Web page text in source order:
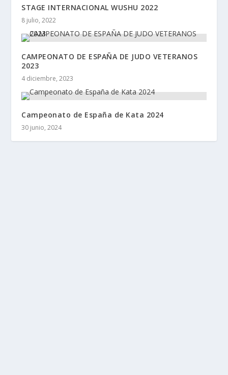
STAGE INTERNACIONAL WUSHU 2022
8 julio, 2022
CAMPEONATO DE ESPAÑA DE JUDO VETERANOS
2023
4 diciembre, 2023
Campeonato de España de Kata 2024
30 junio, 2024